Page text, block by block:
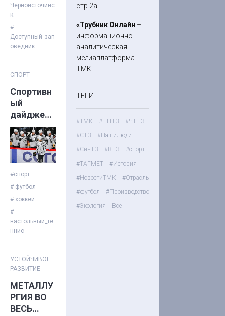
Черноисточинс
к
#
Доступный_зап
оведник
СПОРТ
Спортивн
ый
дайджест
с ТМК от
28
октября
#спорт
# футбол
# хоккей
#
настольный_те
ннис
УСТОЙЧИВОЕ
РАЗВИТИЕ
МЕТАЛЛУ
РГИЯ ВО
ВЕСЬ
стр.2а
«Трубник Онлайн –
информационно-
аналитическая
медиаплатформа
ТМК
ТЕГИ
#ТМК #ПНТЗ
#ЧТПЗ
#СТЗ
#НашиЛюди
#СинТЗ
#ВТЗ
#спорт
#ТАГМЕТ
#История
#НовостиТМК
#Отрасль
#футбол
#Производство
#Экология
Все